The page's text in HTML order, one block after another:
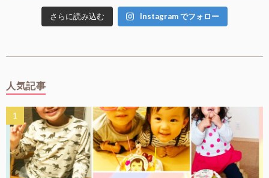
さらに読み込む Instagram でフォロー
人気記事